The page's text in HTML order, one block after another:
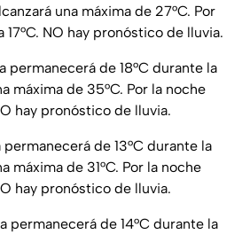
una máxima de 27°C. Por
NO hay pronóstico de lluvia.
permanecerá de 18°C durante la
máxima de 35°C. Por la noche
hay pronóstico de lluvia.
de 13°C durante la
máxima de 31°C. Por la noche
hay pronóstico de lluvia.
permanecerá de 14°C durante la